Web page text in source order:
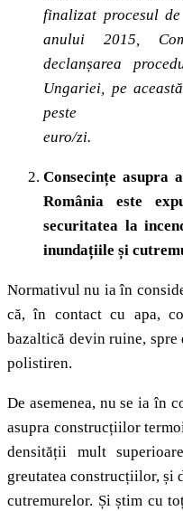
finalizat procesul
anului 2015,
declanșarea
Ungariei, pe
euro/zi.
Consecințe asupra
România este
securitatea la
inundațiile și
Normativul nu ia în
că, în contact cu apa,
bazaltică devin ruine, spre
polistiren.
De asemenea, nu se ia în
asupra construcțiilor
densității mult
greutatea construcțiilor, și
cutremurelor. Și știm cu